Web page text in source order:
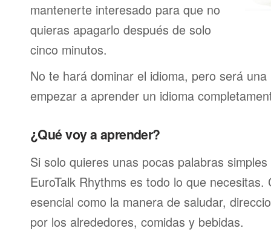
mantenerte interesado para que no
quieras apagarlo después de solo
cinco minutos.
No te hará dominar el idioma, pero será
empezar a aprender un idioma
¿Qué voy a aprender?
Si solo quieres unas pocas palabras
EuroTalk Rhythms es todo lo que
esencial como la manera de saludar,
por los alrededores, comidas y bebidas.